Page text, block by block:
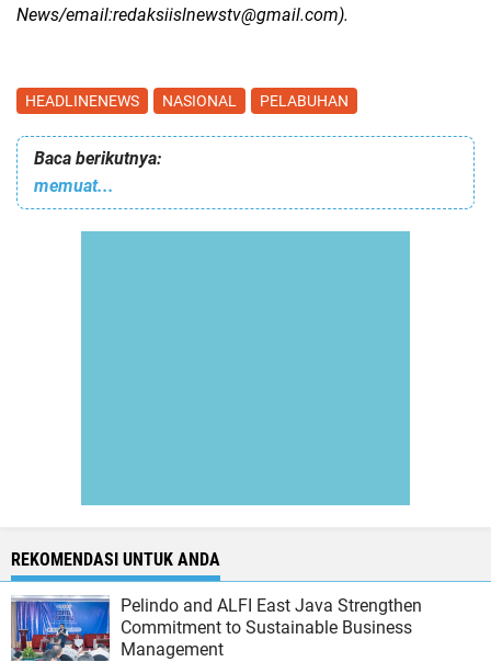
News/email:redaksiislnewstv@gmail.com).
HEADLINENEWS NASIONAL PELABUHAN
Baca berikutnya:
memuat...
REKOMENDASI UNTUK ANDA
Pelindo and ALFI East Java Strengthen
Commitment to Sustainable Business
Management